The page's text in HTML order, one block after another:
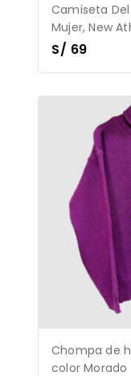
Camiseta
Mujer, New
S/ 69
Chompa de
color Morado